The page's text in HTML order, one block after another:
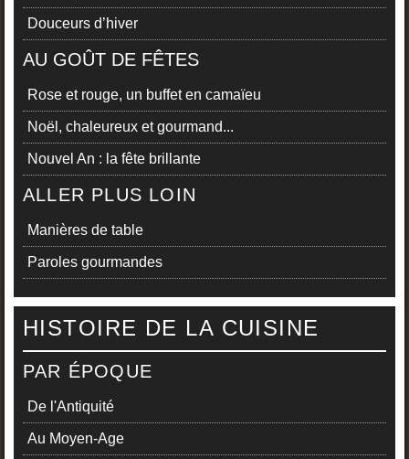
Douceurs d’hiver
AU GOÛT DE FÊTES
Rose et rouge, un buffet en camaïeu
Noël, chaleureux et gourmand...
Nouvel An : la fête brillante
ALLER PLUS LOIN
Manières de table
Paroles gourmandes
HISTOIRE DE LA CUISINE
PAR ÉPOQUE
De l'Antiquité
Au Moyen-Age